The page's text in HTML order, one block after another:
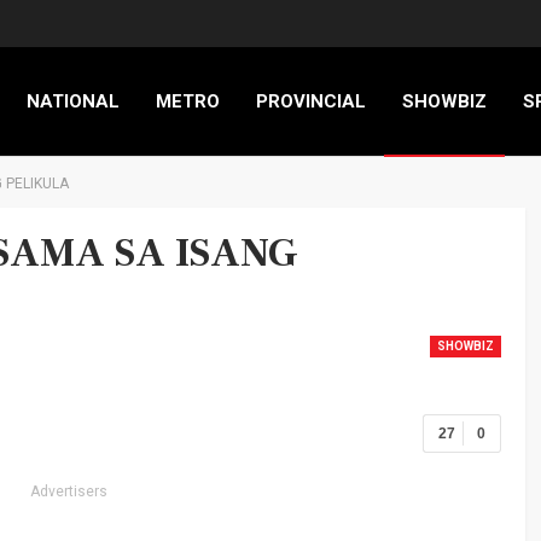
NATIONAL METRO PROVINCIAL SHOWBIZ
PELIKULA
SA ISANG
SHOWBIZ
0
27
Advertisers